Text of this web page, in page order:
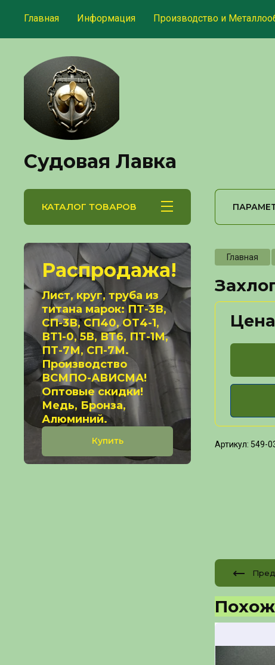
Главная Информация Производство и
Судовая Лавка
КАТАЛОГ ТОВАРОВ
Распродажа!
Лист, круг, труба из
титана марок: ПТ-3В,
СП-3В, СП40, ОТ4-1,
ВТ1-0, 5В, ВТ6, ПТ-1М,
ПТ-7М, СП-7М.
Производство
ВСМПО-АВИСМА!
Оптовые скидки!
Медь, Бронза,
Алюминий.
Купить
Главная
Артикул: 549-